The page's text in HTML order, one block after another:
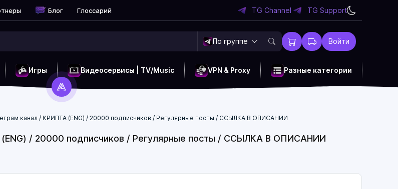
Блог Глоссарий TG Channel TG Support
По группе Войти
Игры Видеосервисы | TV/Music VPN & Proxy Разные категории
канал / КРИПТА (ENG) / 20000 подписчиков / Регулярные посты / ССЫЛКА В ОПИСАНИИ
/ 20000 подписчиков / Регулярные посты / ССЫЛКА В ОПИСАНИИ